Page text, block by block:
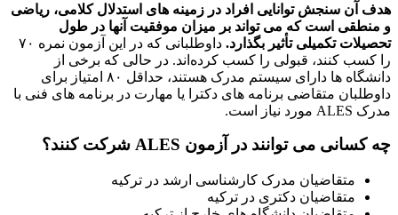
هدف آن سنجش توانایی افراد در زمینه های استدلال کلامی، ریاضی
و منطقی است که می تواند بر میزان موفقیت آنها در طول
تحصیلات تکمیلی تأثیر بگذارد.
داوطلبانی که در این آزمون نمره ۷۰
را کسب کنند، قبولی را کسب کرده‌اند. در حالی که برخی از
دانشگاه ها دارای سیستم مدرک هستند، حداقل ۸۰ امتیاز برای
داوطلبان متقاضی برنامه های دکترا یا مهارت در برنامه های فنی با
مدرک ALES مورد نیاز است.
چه کسانی می توانند در آزمون ALES شرکت کنند؟
متقاضیان مدرک کارشناسی ارشد در ترکیه
متقاضیان دکتری در ترکیه